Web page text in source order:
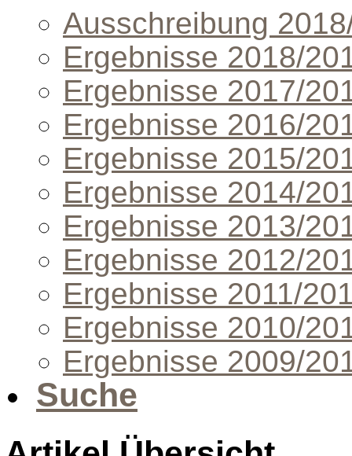
Ausschreibung
Ergebnisse 2018/
Ergebnisse 2017/
Ergebnisse 2016/
Ergebnisse 2015/
Ergebnisse 2014/
Ergebnisse 2013/
Ergebnisse 2012/
Ergebnisse 2011/
Ergebnisse 2010/
Ergebnisse 2009/
Suche